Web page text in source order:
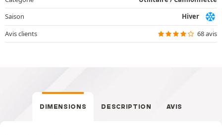
Saison
Hiver
Avis clients
68 avis
DIMENSIONS DESCRIPTION AVIS